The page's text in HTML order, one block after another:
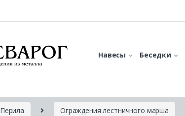
Навесы Беседки
Перила Ограждения лестничного марша